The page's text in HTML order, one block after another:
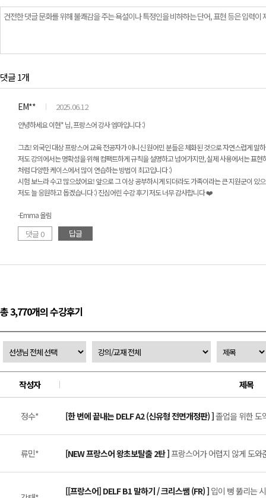
댓글 1개
EM** 2025.06.12
안녕하세요 이현* 님, 프랑스어 강사 엠마입니다 :)
그쵸! 외국인 대상 프랑스어 교육 전공자가 아니신 원어민 분들은 체화된 것으로 자연스럽게
저도 강의에서는 명확성을 위해 컴팩트하게 규칙을 설명하고 넘어가지만, 실제 사용에서는 표
처럼 다양한 케이스에서 많이 연습하는 방법이 최고입니다 :)
시험 보느라 수고 많으셨어요! 앞으로 그 이상 공부하시게 되더라도 가족이라는 큰 지원군이 있
저도 늘 응원하고 돕겠습니다 :) 진심어린 수강 후기 저도 너무 감사합니다 ❤️
-Emma 올림
댓글 0 답글
총 3,770개의 수강후기
작성자 제목
정수* [한 번에 끝내는 DELF A2 (신유형 전면개정판) ]졸업을 위한 도
류민* [NEW 프랑스어 왕초보탈출 2탄 ]프랑스어가 어렵지 않게 도와
[[프랑스어] DELF B1 말하기 / 크리스쌤 (FR) ] 입이 뻥 뚫리는